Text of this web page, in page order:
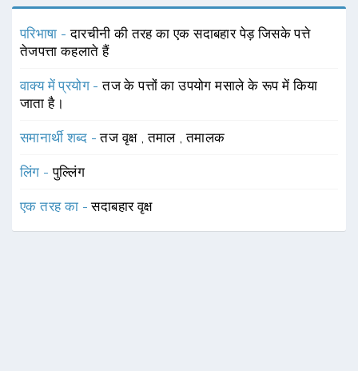
परिभाषा -दारचीनी की तरह का एक सदाबहार पेड़ जिसके पत्ते
तेजपत्ता कहलाते हैं
वाक्य में प्रयोग -तज के पत्तों का उपयोग मसाले के रूप में किया
जाता है।
समानार्थी शब्द -तज वृक्ष ,तमाल ,तमालक
लिंग -पुल्लिंग
एक तरह का -सदाबहार वृक्ष